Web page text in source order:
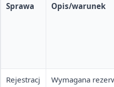
Sprawa Opis/warunek
Rejestracj
Wymagana